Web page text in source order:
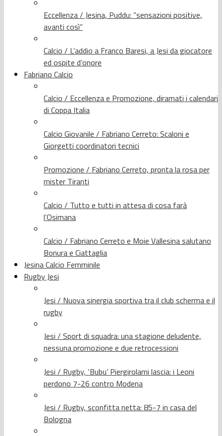
Eccellenza / Jesina, Puddu: “sensazioni positive,
avanti così”
Calcio / L’addio a Franco Baresi, a Jesi da giocatore
ed ospite d’onore
Fabriano Calcio
Calcio / Eccellenza e Promozione, diramati i calendari
di Coppa Italia
Calcio Giovanile / Fabriano Cerreto: Scaloni e
Giorgetti coordinatori tecnici
Promozione / Fabriano Cerreto, pronta la rosa per
mister Tiranti
Calcio / Tutto e tutti in attesa di cosa farà
l’Osimana
Calcio / Fabriano Cerreto e Moie Vallesina salutano
Bonura e Ciattaglia
Jesina Calcio Femminile
Rugby Jesi
Jesi / Nuova sinergia sportiva tra il club scherma e il
rugby
Jesi / Sport di squadra: una stagione deludente,
nessuna promozione e due retrocessioni
Jesi / Rugby, ‘Bubu’ Piergirolami lascia: i Leoni
perdono 7-26 contro Modena
Jesi / Rugby, sconfitta netta: 85-7 in casa del
Bologna